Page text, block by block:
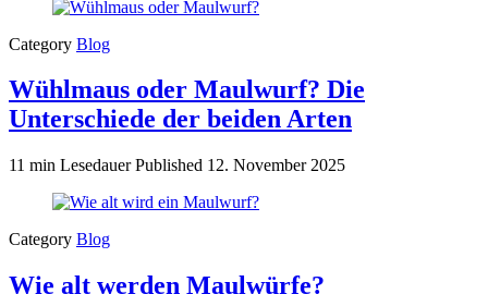
Category Blog
Wühlmaus oder Maulwurf? Die
Unterschiede der beiden Arten
11 min LesedauerPublished 12. November 2025
Category Blog
Wie alt werden Maulwürfe?